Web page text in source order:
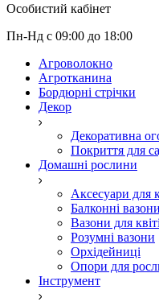
Особистий кабінет
Пн-Нд с 09:00 до 18:00
Агроволокно
Агротканина
Бордюрні стрічки
Декор
Декоративна
Покриття для
Домашні рослини
Аксесуари для
Балконні вазони
Вазони для
Розумні вазони
Орхідейниці
Опори для
Інструмент